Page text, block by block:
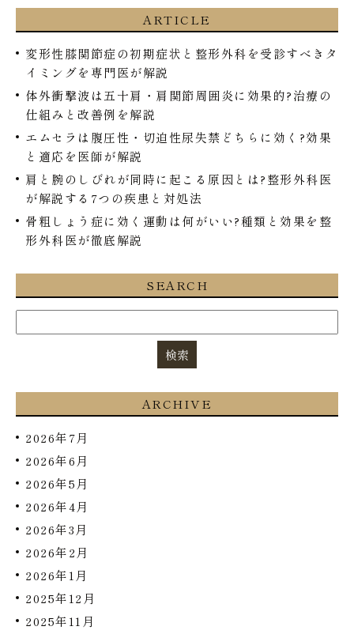
ARTICLE
変形性膝関節症の初期症状と整形外科を受診すべきタ
イミングを専門医が解説
体外衝撃波は五十肩・肩関節周囲炎に効果的?治療の
仕組みと改善例を解説
エムセラは腹圧性・切迫性尿失禁どちらに効く?効果
と適応を医師が解説
肩と腕のしびれが同時に起こる原因とは?整形外科医
が解説する7つの疾患と対処法
骨粗しょう症に効く運動は何がいい?種類と効果を整
形外科医が徹底解説
SEARCH
ARCHIVE
2026年7月
2026年6月
2026年5月
2026年4月
2026年3月
2026年2月
2026年1月
2025年12月
2025年11月